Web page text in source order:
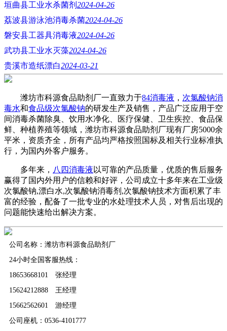
垣曲县工业水杀菌剂 2024-04-26
荔波县游泳池消毒杀菌2024-04-26
磐安县工器具消毒液2024-04-26
武功县工业水灭藻2024-04-26
贵溪市造纸漂白2024-03-21
潍坊市科源食品助剂厂一直致力于84消毒液 ， 次氯酸钠消
毒水和食品级次氯酸钠的研发生产及销售，产品广泛应用于空
间消毒杀菌除臭、饮用水净化、医疗保健、卫生疾控、食品保
鲜、种植养殖等领域，潍坊市科源食品助剂厂现有厂房5000余
平米，资质齐全，所有产品均严格按照国标及相关行业标准执
行，为国内外客户服务。
多年来， 八四消毒液 以可靠的产品质量，优质的售后服务
赢得了国内外用户的信赖和好评，公司成立十多年来在工业级
次氯酸钠,漂白水,次氯酸钠消毒剂,次氯酸钠技术方面积累了丰
富的经验，配备了一批专业的水处理技术人员，对售后出现的
问题能快速给出解决方案。
公司名称：潍坊市科源食品助剂厂
24小时全国客服热线：
18653668101 张经理
15624212888 王经理
15662562601 游经理
公司座机：0536-4101777